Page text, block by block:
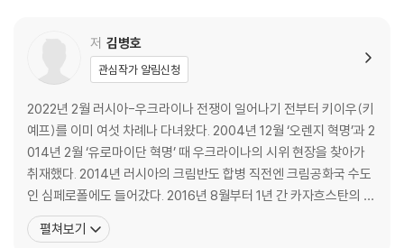
6 극우민족주의 ‘야누스의 얼굴’ 스테판 반데라
7 소련에 저항한 민족공산주의자 페트로 셸레스트
8 유연한 외교로 러시아 견제한 레오니드 쿠치마
3부 사건에서 찾는 러시아에 대한 원한
1 스탈린이 촉발한 집단굶주림 ‘홀로도모르’
2 러시아 우위 속에 핍박받는 민족주의
3 소련 민족문제에 무심했던 고르바초프
4 소련 해체를 앞당긴 ‘체르노빌’ 사태
5 초기 크림반도를 둘러싼 소유권 갈등
저 김병호
관심작가 알림신청
2022년 2월 러시아-우크라이나 전쟁이 일어나기 전부터 키이우(키
예프)를 이미 여섯 차례나 다녀왔다. 2004년 12월 ‘오렌지 혁명’과 2
014년 2월 ‘유로마이단 혁명’ 때 우크라이나의 시위 현장을 찾아가
취재했다. 2014년 러시아의 크림반도 합병 직전엔 크림공화국 수도
인 심페로폴에도 들어갔다. 2016년 8월부터 1년 간 카자흐스탄의 알
마티 소재 KIMEP대학에서 연수하며 중앙아시아와 캅카스·동유럽·
발칸반도·흑해 주변의 25개국을 여행했는데 여기에는 키이우와 리
펼쳐보기